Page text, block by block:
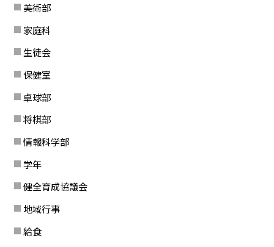
美術部
家庭科
生徒会
保健室
卓球部
将棋部
情報科学部
学年
健全育成協議会
地域行事
給食